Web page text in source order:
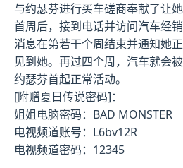
与约瑟芬进行买车磋商奉献了让
首周后，接到电话并访问汽车经
消息在第若干个周结束并通知她
见到她。再过四个周，汽车就会
约瑟芬首起正常活动。
[附赠夏日传说密码]：
姐姐电脑密码：BAD MONSTER
电视频道账号：L6bv12R
电视频道密码：12345